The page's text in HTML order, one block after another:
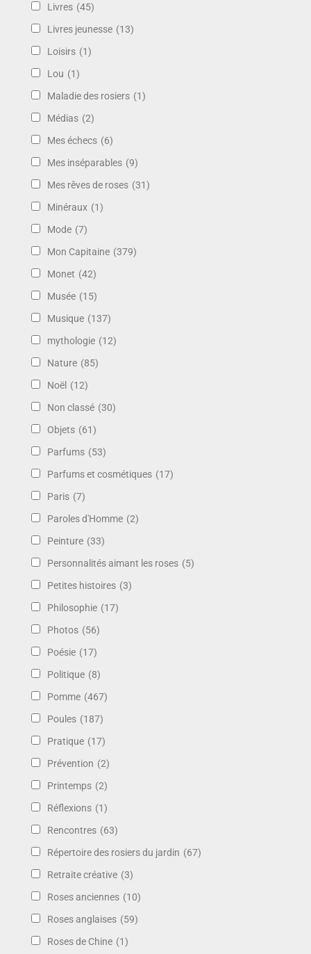
Livres (45)
Livres jeunesse (13)
Loisirs (1)
Lou (1)
Maladie des rosiers (1)
Médias (2)
Mes échecs (6)
Mes inséparables (9)
Mes rêves de roses (31)
Minéraux (1)
Mode (7)
Mon Capitaine (379)
Monet (42)
Musée (15)
Musique (137)
mythologie (12)
Nature (85)
Noël (12)
Non classé (30)
Objets (61)
Parfums (53)
Parfums et cosmétiques (17)
Paris (7)
Paroles d'Homme (2)
Peinture (33)
Personnalités aimant les roses (5)
Petites histoires (3)
Philosophie (17)
Photos (56)
Poésie (17)
Politique (8)
Pomme (467)
Poules (187)
Pratique (17)
Prévention (2)
Printemps (2)
Réflexions (1)
Rencontres (63)
Répertoire des rosiers du jardin (67)
Retraite créative (3)
Roses anciennes (10)
Roses anglaises (59)
Roses de Chine (1)